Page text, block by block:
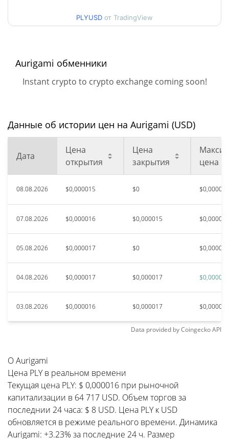
недели
$0,000016753693
май 5, 2022 (4 лет назад)
99.94%
Исторический мин.
февр. 5, 2026 (6 месяцев
$0,00000969
61.91%
PLYUSD от TradingView
Aurigami обменники
Instant crypto to crypto exchange coming soon!
Данные об истории цен на Aurigami (USD)
Дата
Цена
открытия
Цена
закрытия
цена
08.08.2026 $0,000015 $0 $0,000016
07.08.2026 $0,000016 $0,000015 $0,000016
05.08.2026 $0,000017 $0 $0,000017
04.08.2026 $0,000017 $0,000017 $0,000017
03.08.2026 $0,000016 $0,000017 $0,000017
Data provided byCoingeckoAPI
О Aurigami
Цена PLY в реальном времени
Текущая цена PLY: $ 0,000016 при рыночной
капитализации в 64 717 USD. Объем торгов за
последнии 24 часа: $ 8 USD. Цена PLY к USD
обновляется в режиме реального времени. Динамика
Aurigami: +3.23% за последние 24 ч. Размер